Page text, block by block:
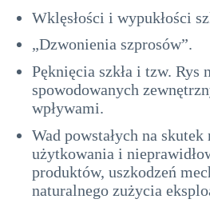
Wklęsłości i wypukłości
„Dzwonienia szprosów”.
Pęknięcia szkła i tzw. Rys
spowodowanych
wpływami.
Wad powstałych na
użytkowania i
produktów, uszkodzeń
naturalnego zużycia